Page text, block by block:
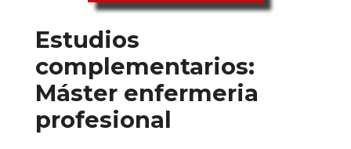
Coruña
Universidad de
Santiago de
Compostela
Estudios
complementarios:
Máster enfermeria
profesional